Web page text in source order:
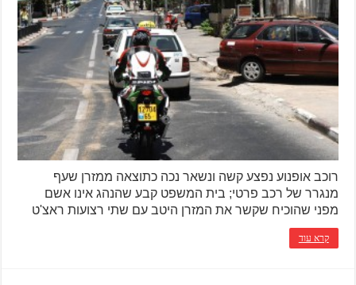
רוכב אופנוע נפצע קשה ונשאר נכה כתוצאה ממזרן שעף
מנגרר של רכב פרטי; בית המשפט קבע שהנהג אינו אשם
מפני שהוכיח שקשר את המזרן היטב עם שתי רצועות ראצ'ט
קרא עוד